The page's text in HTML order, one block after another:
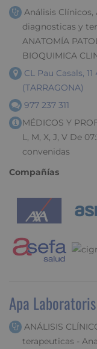
Análisis Clínicos,
diagnosticas y
ANATOMÍA
BIOQUIMICA
CL Pau Casals,
(TARRAGONA)
977 237 311
MÉDICOS Y
L, M, X, J, V De
convenidas
Compañías
Apa
ANÁLISIS
terapeuticas -